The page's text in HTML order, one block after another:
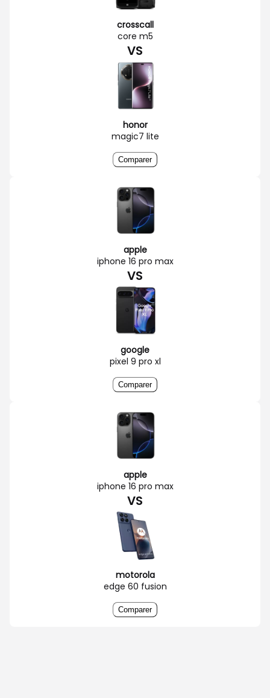
crosscall
core m5
VS
honor
magic7 lite
Comparer
apple
iphone 16 pro max
VS
google
pixel 9 pro xl
Comparer
apple
iphone 16 pro max
VS
motorola
edge 60 fusion
Comparer